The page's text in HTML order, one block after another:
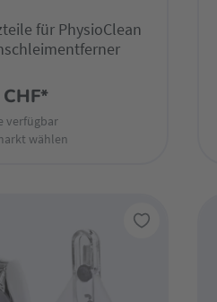
für PhysioClean
verfügbar
wählen